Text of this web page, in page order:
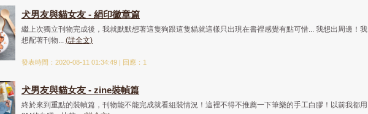
犬男友與貓女友 - 絹印徽章篇
繼上次獨立刊物完成後，我就默默想著這隻狗跟這隻貓就這樣只出現在書裡感覺有點可惜... 我想出周邊！我
想配著刊物... (詳全文)
發表時間：2020-08-11 01:34:49 | 回應：1
犬男友與貓女友 - zine裝幀篇
終於來到重點的裝幀篇，刊物能不能完成就看組裝情況！這裡不得不推薦一下筆樂的手工白膠！以前我都用